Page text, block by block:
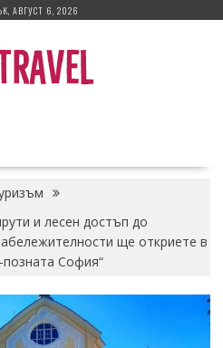
АВГУСТ 6, 2026
и лесен достъп до
ще откриете в
София“